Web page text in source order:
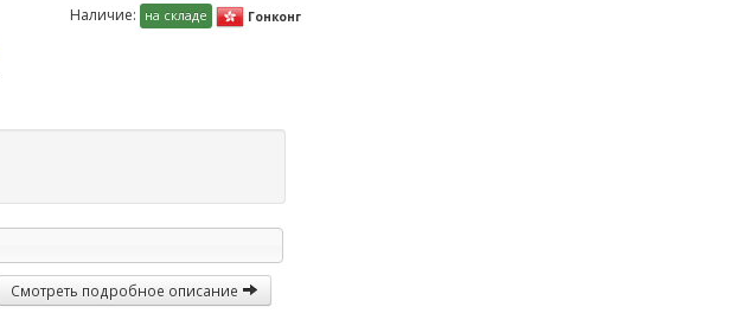
Наличие: на складе Гонконг
Смотреть подробное описание